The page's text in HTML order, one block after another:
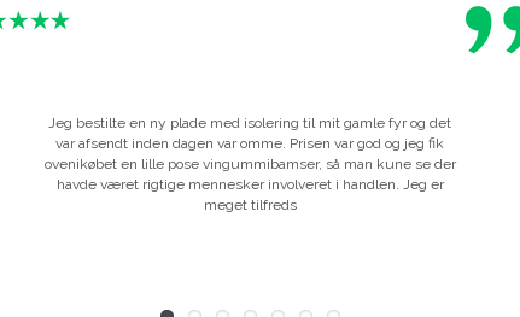
Jeg bestilte en ny plade med isolering til mit gamle fyr og det
var afsendt inden dagen var omme. Prisen var god og jeg fik
ovenikøbet en lille pose vingummibamser, så man kune se der
havde været rigtige mennesker involveret i handlen. Jeg er
meget tilfreds